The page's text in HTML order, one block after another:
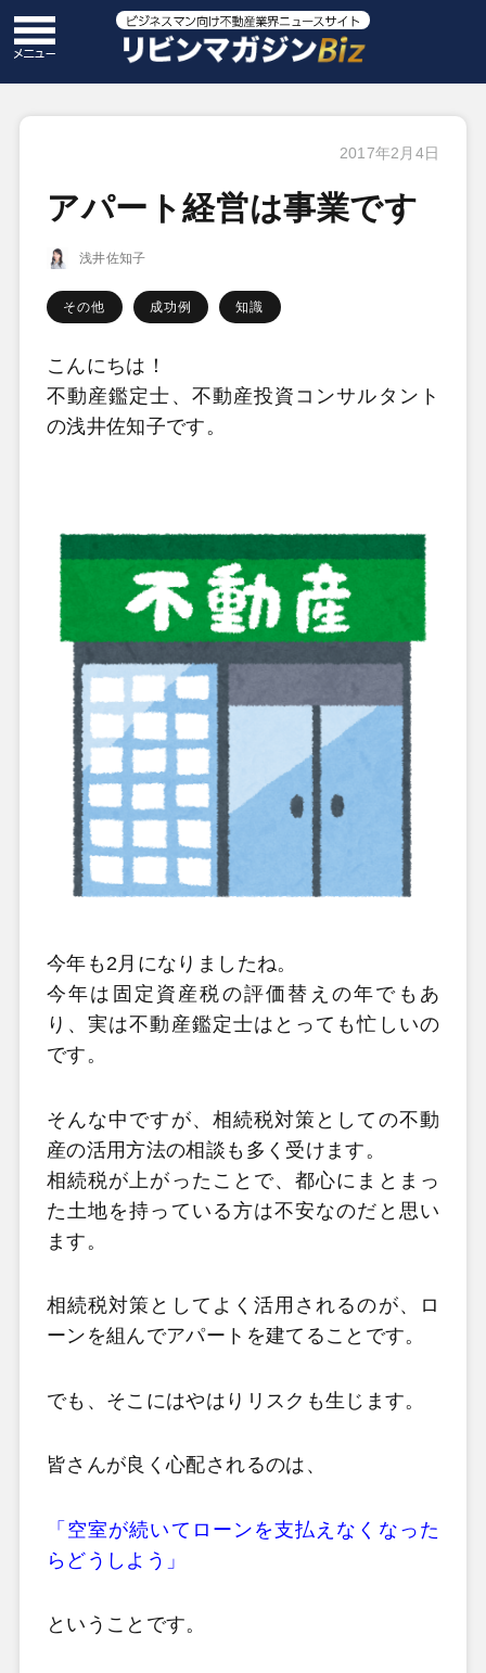
2017年2月4日
アパート経営は事業です
浅井佐知子
その他 成功例 知識
こんにちは！
不動産鑑定士、不動産投資コンサルタント
の浅井佐知子です。
今年も2月になりましたね。
今年は固定資産税の評価替えの年でもあ
り、実は不動産鑑定士はとっても忙しいの
です。
そんな中ですが、相続税対策としての不動
産の活用方法の相談も多く受けます。
相続税が上がったことで、都心にまとまっ
た土地を持っている方は不安なのだと思い
ます。
相続税対策としてよく活用されるのが、ロ
ーンを組んでアパートを建てることです。
でも、そこにはやはりリスクも生じます。
皆さんが良く心配されるのは、
「空室が続いてローンを支払えなくなった
らどうしよう」
ということです。